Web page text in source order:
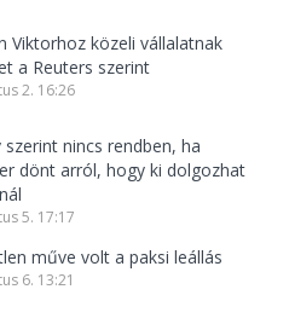
Viktorhoz közeli vállalatnak
a Reuters szerint
2. 16:26
nincs rendben, ha
dönt arról, hogy ki dolgozhat
5. 17:17
műve volt a paksi leállás
6. 13:21